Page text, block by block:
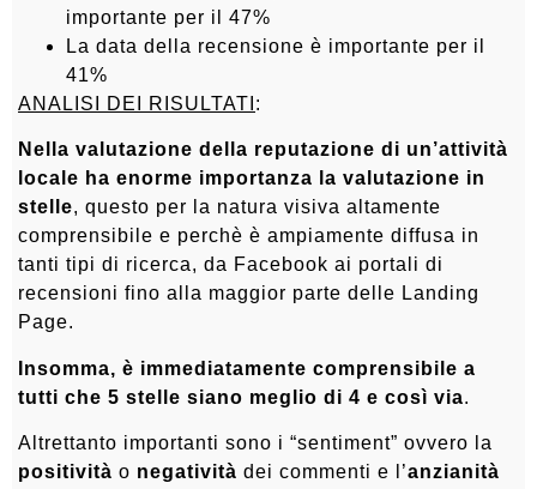
importante per il 47%
La data della recensione è importante per il
41%
ANALISI DEI RISULTATI :
Nella valutazione della reputazione di un’attività
locale ha enorme importanza la valutazione in
stelle, questo per la natura visiva altamente
comprensibile e perchè è ampiamente diffusa in
tanti tipi di ricerca, da Facebook ai portali di
recensioni fino alla maggior parte delle Landing
Page.
Insomma, è immediatamente comprensibile a
tutti che 5 stelle siano meglio di 4 e così via.
Altrettanto importanti sono i “sentiment” ovvero la
positività o negatività dei commenti e l’anzianità